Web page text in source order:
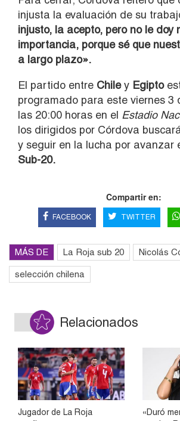
injusta la evaluación de su
injusto, la acepto, pero no le doy
importancia, porque sé que
a largo plazo».
El partido entre Chiley Egipto
programado para este viernes 3
las 20:00 horas en el Estadio
los dirigidos por Córdova
y seguir en la lucha por avanzar
Sub-20.
Compartir en:
FACEBOOK TWITTER
MÁS DE La Roja sub 20 Nicolás
selección chilena
Relacionados
Jugador de La Roja
«Duró